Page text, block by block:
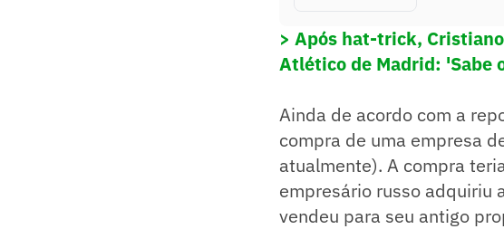
> Após hat-trick,
Atlético de Madrid: 'Sabe
Ainda de acordo com a
compra de uma empresa
atualmente). A compra
empresário russo adquiriu
vendeu para seu antigo